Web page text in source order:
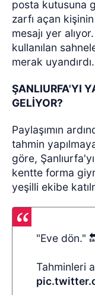
posta kutusuna
zarfı açan
mesajı yer
kullanılan
merak uyandırdı.
ŞANLIURFA'YI
GELİYOR?
Paylaşımın
tahmin
göre,
kentte forma
yeşilli ekibe
"Eve dön."
Tahminleri